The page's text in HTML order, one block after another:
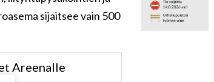
sijaitsee vain 500
Areenalle